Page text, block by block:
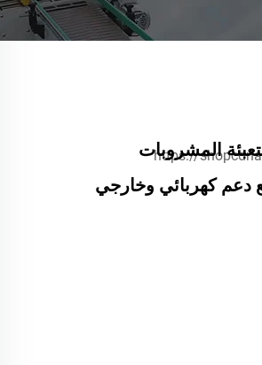
المشروبات
مع دعم كهربائي وخارجي